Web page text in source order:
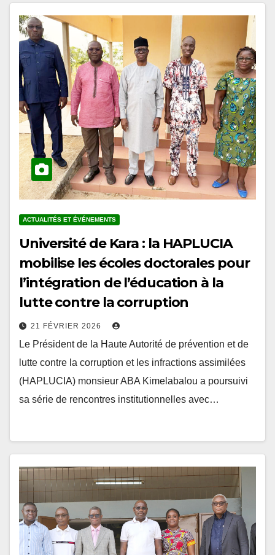
Université de Kara : la HAPLUCIA
mobilise les écoles doctorales pour
l’intégration de l’éducation à la
lutte contre la corruption
Le Président de la Haute Autorité de prévention et de
lutte contre la corruption et les infractions assimilées
(HAPLUCIA) monsieur ABA Kimelabalou a poursuivi
sa série de rencontres institutionnelles avec…